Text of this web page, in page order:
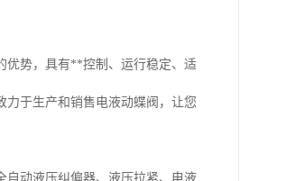
优势，具有**控制、运行稳定、适
力于生产和销售电液动蝶阀，让您
自动液压纠偏器、液压拉紧、电液